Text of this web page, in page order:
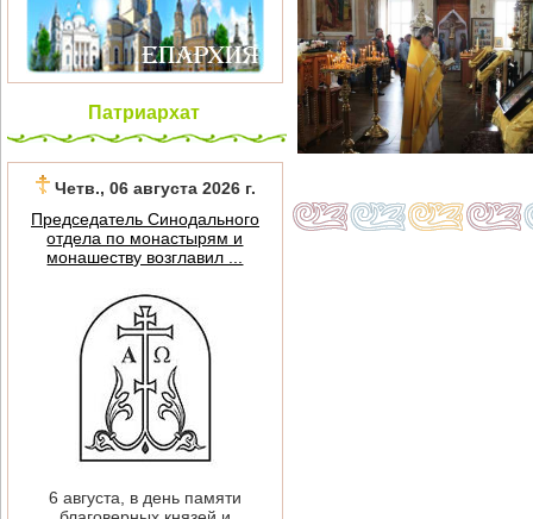
Патриархат
Четв., 06 августа 2026 г.
Председатель Синодального
отдела по монастырям и
монашеству возглавил ...
6 августа, в день памяти